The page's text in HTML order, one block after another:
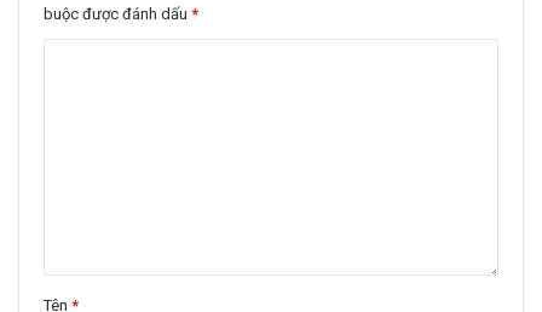
buộc được đánh dấu *
Tên *